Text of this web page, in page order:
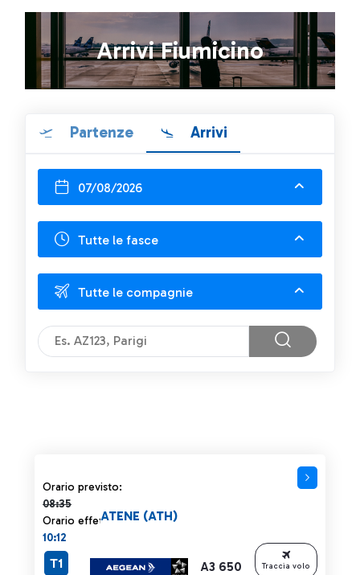
Arrivi Fiumicino
Partenze Arrivi
07/08/2026
Tutte le fasce
Tutte le compagnie
Orario previsto:
08:35
Orario previsto 08:35 barrato
Orario effettivo:
10:12
A3 650
ATENE (ATH)
T1 Traccia volo